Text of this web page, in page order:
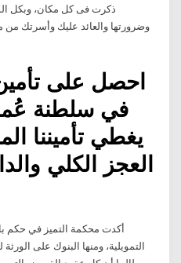
ذكرت فى كل مكان، وبكل
وضرورتها والعائد عليك وأسرتك من
احصل على
يغطي تأميننا
العجز الكلي
أكدت محكمة التميز في حكم
التمويلية، ومنها البنوك على